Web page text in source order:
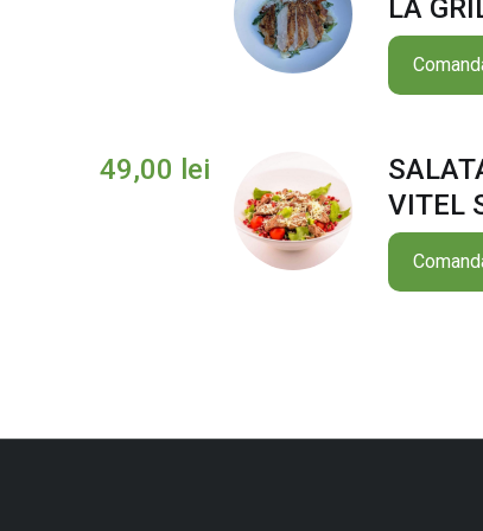
LA
49,00 lei
VITEL